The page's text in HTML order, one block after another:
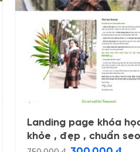
Landing page khóa
khỏe , đẹp , chuẩn seo
Giá
Giá